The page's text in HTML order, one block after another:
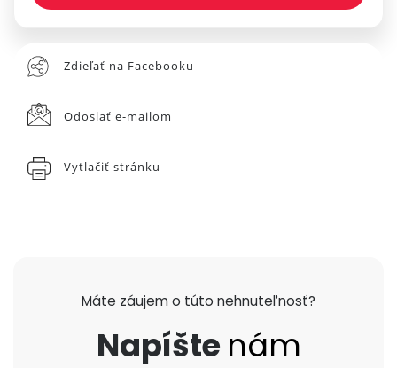
Zdieľať na Facebooku
Odoslať e-mailom
Vytlačiť stránku
Máte záujem o túto nehnuteľnosť?
Napíšte nám